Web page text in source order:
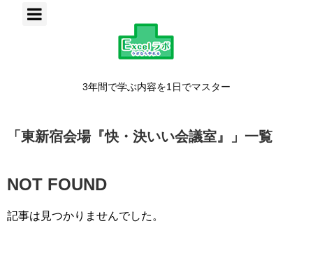
3年間で学ぶ内容を1日でマスター
「 東新宿会場『快・決いい会議室』 」 一覧
NOT FOUND
記事は見つかりませんでした。